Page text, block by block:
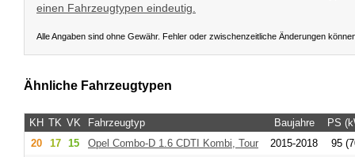
einen Fahrzeugtypen eindeutig.
Alle Angaben sind ohne Gewähr. Fehler oder zwischenzeitliche Änderungen
Ähnliche Fahrzeugtypen
KH TK VK Fahrzeugtyp Baujahre
PS
20
17 15 Opel Combo-D 1.6 CDTI Kombi, Tour 2015-2018
95